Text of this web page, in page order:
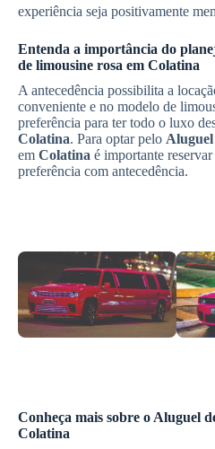
experiência seja positivamente
Entenda a importância do
de limousine rosa em Colatina
A antecedência possibilita a
conveniente e no modelo de
preferência para ter todo o luxo
Colatina. Para optar pelo Aluguel
em Colatina é importante reservar
preferência com antecedência.
Conheça mais sobre o Aluguel
Colatina